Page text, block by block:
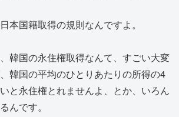
本国籍取得の規則なんですよ。
韓国の永住権取得なんて、すごい大変
韓国の平均のひとりあたりの所得の4
と永住権とれませんよ、とか、いろん
んです。